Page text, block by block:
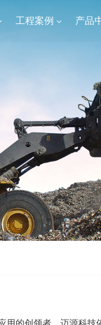
工程案例 产品